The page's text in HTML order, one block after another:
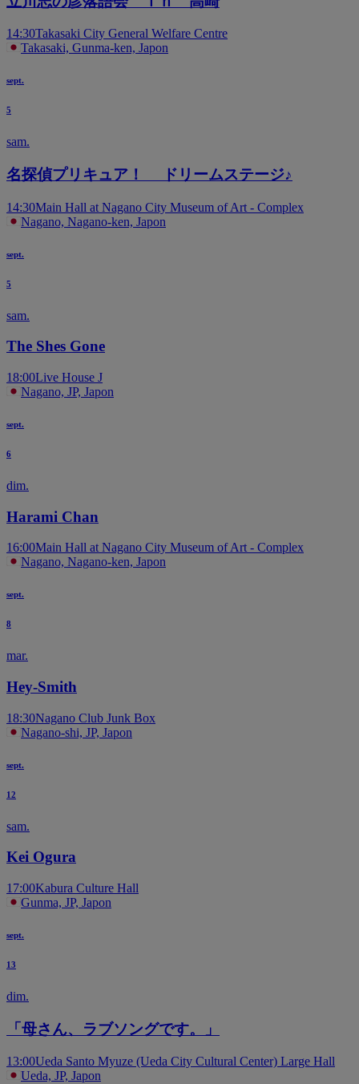
14:30Takasaki City General Welfare Centre
Takasaki, Gunma-ken, Japon
sept.
5
sam.
名探偵プリキュア！ ドリームステージ♪
14:30Main Hall at Nagano City Museum of Art - Complex
Nagano, Nagano-ken, Japon
sept.
5
sam.
The Shes Gone
18:00Live House J
Nagano, JP, Japon
sept.
6
dim.
Harami Chan
16:00Main Hall at Nagano City Museum of Art - Complex
Nagano, Nagano-ken, Japon
sept.
8
mar.
Hey-Smith
18:30Nagano Club Junk Box
Nagano-shi, JP, Japon
sept.
12
sam.
Kei Ogura
17:00Kabura Culture Hall
Gunma, JP, Japon
sept.
13
dim.
「母さん、ラブソングです。」
13:00Ueda Santo Myuze (Ueda City Cultural Center) Large Hall
Ueda, JP, Japon